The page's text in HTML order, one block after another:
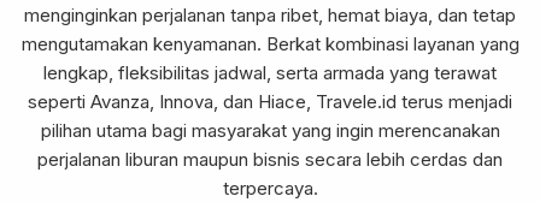
menginginkan perjalanan tanpa ribet, hemat biaya, dan tetap
mengutamakan kenyamanan. Berkat kombinasi layanan yang
lengkap, fleksibilitas jadwal, serta armada yang terawat
seperti Avanza, Innova, dan Hiace, Travele.id terus menjadi
pilihan utama bagi masyarakat yang ingin merencanakan
perjalanan liburan maupun bisnis secara lebih cerdas dan
terpercaya.